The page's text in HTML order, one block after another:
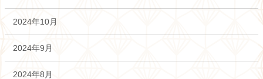
2024年10月
2024年9月
2024年8月